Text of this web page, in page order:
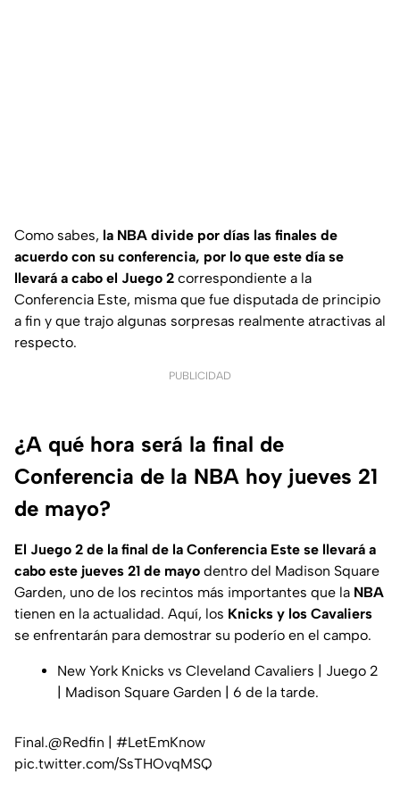
Como sabes, la NBA divide por días las finales de
acuerdo con su conferencia, por lo que este día se
llevará a cabo el Juego 2 correspondiente a la
Conferencia Este, misma que fue disputada de principio
a fin y que trajo algunas sorpresas realmente atractivas al
respecto.
PUBLICIDAD
¿A qué hora será la final de
Conferencia de la NBA hoy jueves 21
de mayo?
El Juego 2 de la final de la Conferencia Este se llevará a
cabo este jueves 21 de mayo dentro del Madison Square
Garden, uno de los recintos más importantes que la NBA
tienen en la actualidad. Aquí, los Knicks y los Cavaliers
se enfrentarán para demostrar su poderío en el campo.
New York Knicks vs Cleveland Cavaliers | Juego 2
| Madison Square Garden | 6 de la tarde.
Final.@Redfin | #LetEmKnow
pic.twitter.com/SsTHOvqMSQ